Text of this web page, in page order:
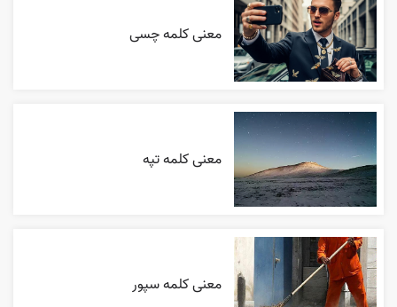
معنی کلمه چسی
معنی کلمه تپه
معنی کلمه سپور